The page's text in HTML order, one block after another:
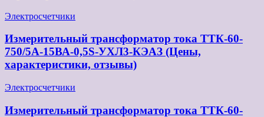
Электросчетчики
Измерительный трансформатор тока ТТК-60-
750/5А-15ВА-0,5S-УХЛ3-КЭАЗ (Цены,
характеристики, отзывы)
Электросчетчики
Измерительный трансформатор тока ТТК-60-